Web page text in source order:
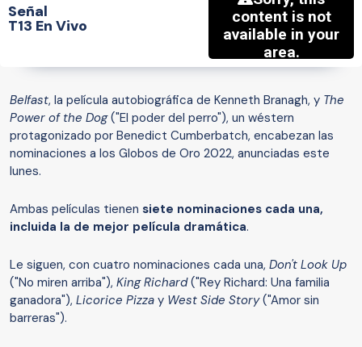
Señal
T13 En Vivo
Belfast, la película autobiográfica de Kenneth Branagh, y The
Power of the Dog("El poder del perro"), un wéstern
protagonizado por Benedict Cumberbatch, encabezan las
nominaciones a los Globos de Oro 2022, anunciadas este
lunes.
Ambas películas tienen siete nominaciones cada una,
incluida la de mejor película dramática.
Le siguen, con cuatro nominaciones cada una, Don't Look Up
("No miren arriba"), King Richard("Rey Richard: Una familia
ganadora"), Licorice Pizza y West Side Story("Amor sin
barreras").